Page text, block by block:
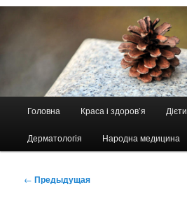
Головна Краса і здоров’я Дієти
Дерматологія Народна медицина
Навигация
← Предыдущая